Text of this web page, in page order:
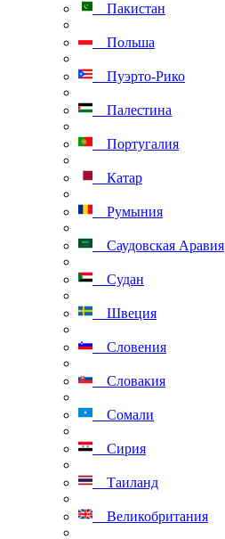
Пакистан
Польша
Пуэрто-Рико
Палестина
Португалия
Катар
Румыния
Саудовская Аравия
Судан
Швеция
Словения
Словакия
Сомали
Сирия
Таиланд
Великобритания